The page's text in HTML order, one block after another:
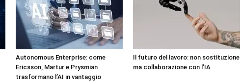
Autonomous Enterprise: come
Ericsson, Martur e Prysmian
trasformano l’AI in vantaggio
Il futuro del lavoro: non sostituzione
ma collaborazione con l’IA